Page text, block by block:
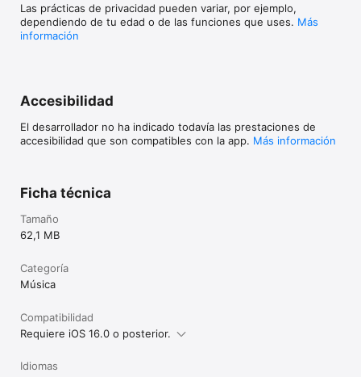
Las prácticas de privacidad pueden variar, por ejemplo,
dependiendo de tu edad o de las funciones que uses. Más
información
Accesibilidad
El desarrollador no ha indicado todavía las prestaciones de
accesibilidad que son compatibles con la app. Más información
Ficha técnica
Tamaño
62,1 MB
Categoría
Música
Compatibilidad
Requiere iOS 16.0 o posterior.
Idiomas